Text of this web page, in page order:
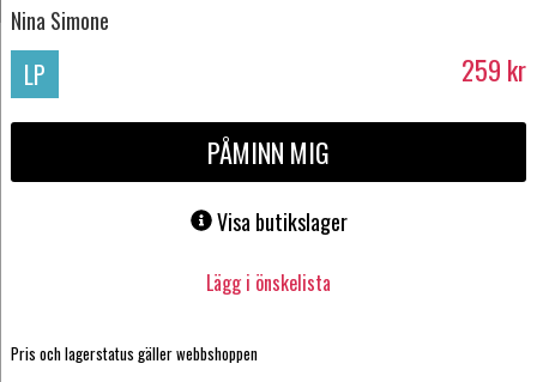
Nina Simone
LP 259 kr
PÅMINN MIG
Visa butikslager
Lägg i önskelista
Pris och lagerstatus gäller webbshoppen